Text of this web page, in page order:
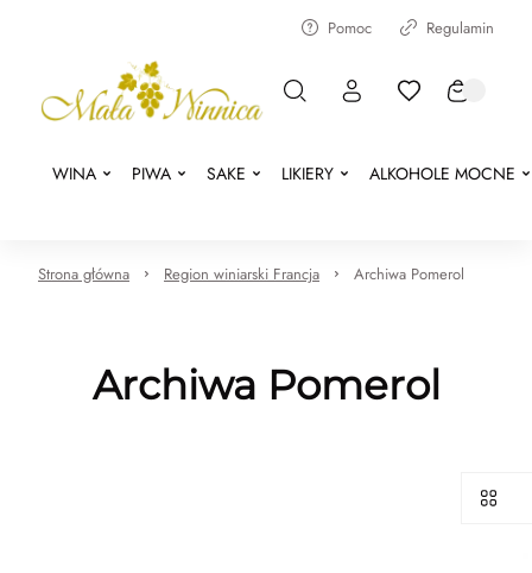
Pomoc Regulamin
WINA PIWA SAKE LIKIERY ALKOHOLE MOCNE
Strona główna Region winiarski Francja Archiwa Pomerol
Archiwa Pomerol